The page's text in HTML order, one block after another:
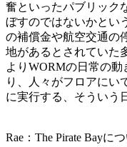
奮といったパブリック
ぼすのではないかとい
の補償金や航空交通の
地があるとされていた
よりWORMの日常の
り、人々がフロアにい
に実行する、そういう
Rae：The Pirate Bayに